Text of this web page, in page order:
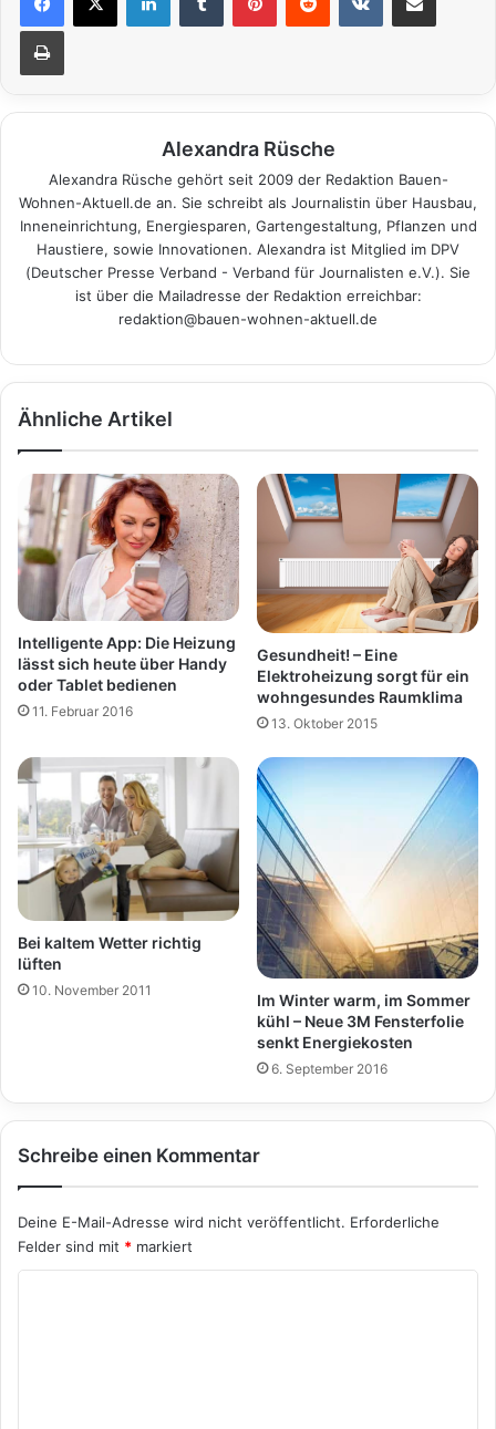
Alexandra Rüsche
Alexandra Rüsche gehört seit 2009 der Redaktion Bauen-
Wohnen-Aktuell.de an. Sie schreibt als Journalistin über Hausbau,
Inneneinrichtung, Energiesparen, Gartengestaltung, Pflanzen und
Haustiere, sowie Innovationen. Alexandra ist Mitglied im DPV
(Deutscher Presse Verband - Verband für Journalisten e.V.). Sie
ist über die Mailadresse der Redaktion erreichbar:
redaktion@bauen-wohnen-aktuell.de
Ähnliche Artikel
Intelligente App: Die Heizung
lässt sich heute über Handy
oder Tablet bedienen
11. Februar 2016
Gesundheit! – Eine
Elektroheizung sorgt für ein
wohngesundes Raumklima
13. Oktober 2015
Bei kaltem Wetter richtig
lüften
10. November 2011
Im Winter warm, im Sommer
kühl – Neue 3M Fensterfolie
senkt Energiekosten
6. September 2016
Schreibe einen Kommentar
Deine E-Mail-Adresse wird nicht veröffentlicht. Erforderliche
Felder sind mit * markiert